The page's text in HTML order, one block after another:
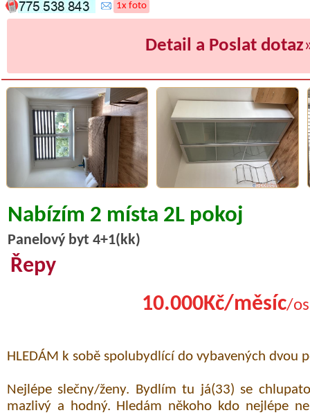
1x foto
Detail a Poslat dotaz
Nabízím 2 místa 2L pokoj
Panelový byt 4+1(kk)
Řepy
10.000Kč/měsíc/
HLEDÁM k sobě spolubydlící do vybavených dvou
Nejlépe slečny/ženy. Bydlím tu já(33) se
mazlivý a hodný. Hledám někoho kdo nejlépe